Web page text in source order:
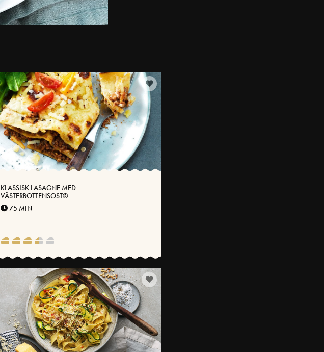
KLASSISK LASAGNE MED
VÄSTERBOTTENSOST®
75 MIN